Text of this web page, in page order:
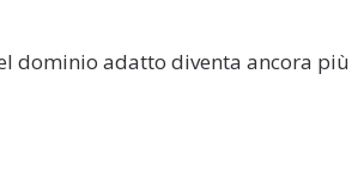
dominio adatto diventa ancora più